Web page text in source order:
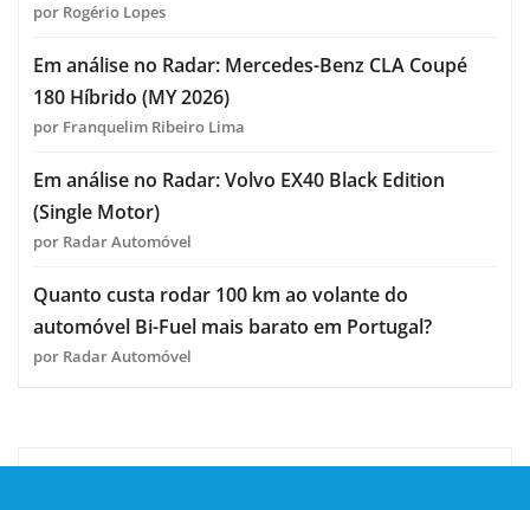
por Rogério Lopes
Em análise no Radar: Mercedes-Benz CLA Coupé
180 Híbrido (MY 2026)
por Franquelim Ribeiro Lima
Em análise no Radar: Volvo EX40 Black Edition
(Single Motor)
por Radar Automóvel
Quanto custa rodar 100 km ao volante do
automóvel Bi-Fuel mais barato em Portugal?
por Radar Automóvel